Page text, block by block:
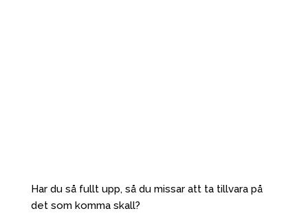
Har du så fullt upp, så du missar att ta tillvara på
det som komma skall?